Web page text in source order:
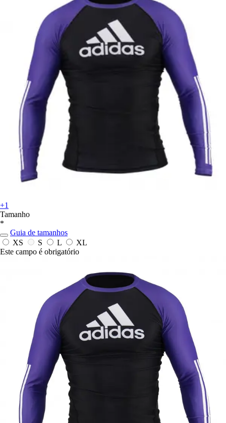
+1
Tamanho
*
Guia de tamanhos
XS
S L
XL
Este campo é obrigatório